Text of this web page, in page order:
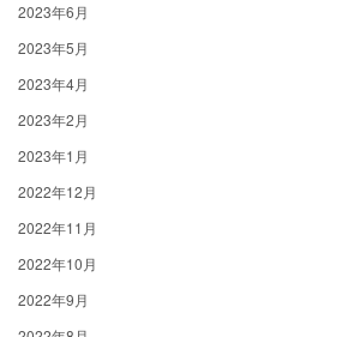
2023年6月
2023年5月
2023年4月
2023年2月
2023年1月
2022年12月
2022年11月
2022年10月
2022年9月